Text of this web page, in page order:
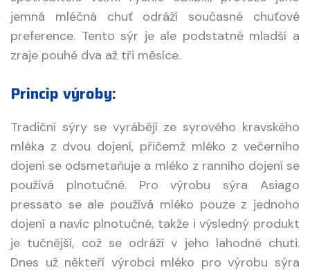
jemná mléčná chuť odráží současné chuťové
preference. Tento sýr je ale podstatně mladší a
zraje pouhé dva až tři měsíce.
Princip výroby:
Tradiční sýry se vyrábějí ze syrového kravského
mléka z dvou dojení, přičemž mléko z večerního
dojení se odsmetaňuje a mléko z ranního dojení se
používá plnotučné. Pro výrobu sýra Asiago
pressato se ale používá mléko pouze z jednoho
dojení a navíc plnotučné, takže i výsledný produkt
je tučnější, což se odráží v jeho lahodné chuti.
Dnes už někteří výrobci mléko pro výrobu sýra